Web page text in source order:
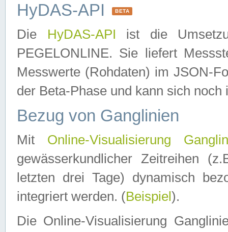
HyDAS-API BETA
Die HyDAS-API ist die
PEGELONLINE. Sie liefert
Messwerte (Rohdaten) im JSON-
der Beta-Phase und kann sich noch
Bezug von Ganglinien
Mit Online-Visualisierung
gewässerkundlicher Zeitreihen
letzten drei Tage) dynamisch
integriert werden. (Beispiel ).
Die Online-Visualisierung